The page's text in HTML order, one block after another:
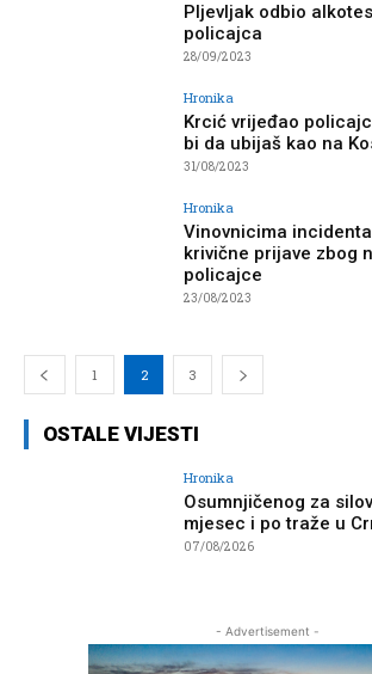
Pljevljak odbio
policajca
28/09/2023
Hronika
Krcić vrijeđao
bi da ubijaš kao na
31/08/2023
Hronika
Vinovnicima
krivične prijave zbog
policajce
23/08/2023
1 2 3
OSTALE VIJESTI
Hronika
Osumnjičenog za
mjesec i po traže u
07/08/2026
- Advertisement -